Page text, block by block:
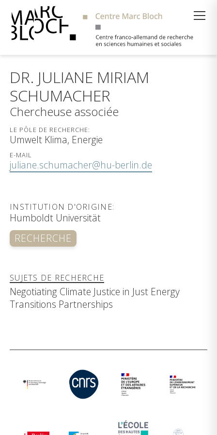
DR. JULIANE MIRIAM
SCHUMACHER
Chercheuse associée
LE PÔLE DE RECHERCHE:
Umwelt Klima, Energie
E-MAIL
juliane.schumacher@hu-berlin.de
INSTITUTION D'ORIGINE:
Humboldt Universität
RECHERCHE
SUJETS DE RECHERCHE
Negotiating Climate Justice in Just Energy
Transitions Partnerships